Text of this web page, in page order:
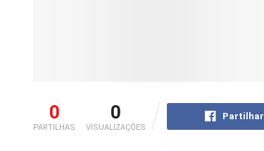
0
PARTILHAS
0
VISUALIZAÇÕES
Partilhar